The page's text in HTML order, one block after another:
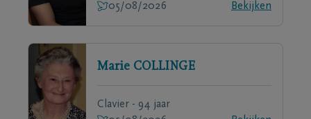
05/08/2026
Bekijken
Marie COLLINGE
Clavier - 94 jaar